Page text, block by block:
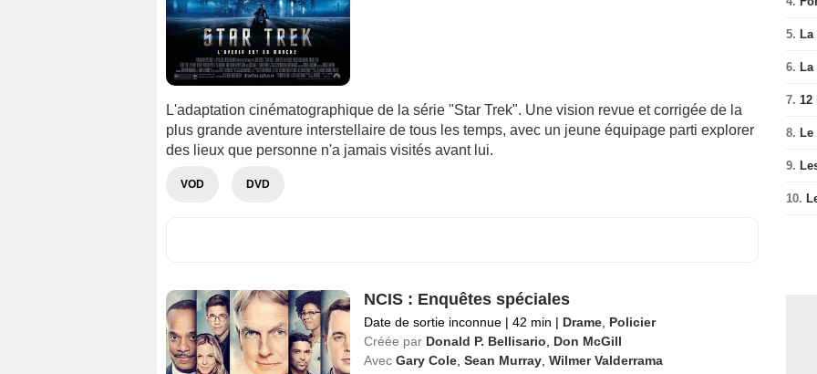
L'adaptation cinématographique de la série "Star Trek". Une vision revue et corrigée de la
plus grande aventure interstellaire de tous les temps, avec un jeune équipage parti explorer
des lieux que personne n'a jamais visités avant lui.
VOD DVD
NCIS : Enquêtes spéciales
Date de sortie inconnue | 42 min | Drame, Policier
Créée par Donald P. Bellisario, Don McGill
Avec Gary Cole, Sean Murray, Wilmer Valderrama
5.
6.
7. 12
8.
9.
10.